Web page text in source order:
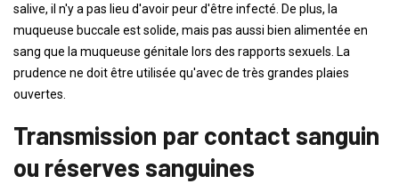
salive, il n'y a pas lieu d'avoir peur d'être infecté. De plus, la
muqueuse buccale est solide, mais pas aussi bien alimentée en
sang que la muqueuse génitale lors des rapports sexuels. La
prudence ne doit être utilisée qu'avec de très grandes plaies
ouvertes.
Transmission par contact sanguin
ou réserves sanguines